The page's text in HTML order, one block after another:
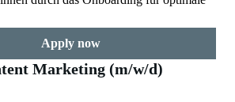
Apply now
Marketing (m/w/d)